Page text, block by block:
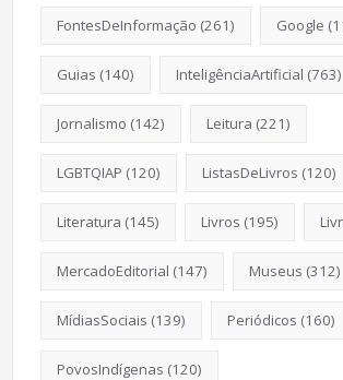
FontesDeInformação (261) Google
Guias (140) InteligênciaArtificial (763)
Jornalismo (142) Leitura (221)
LGBTQIAP (120) ListasDeLivros (120)
Literatura (145) Livros (195)
MercadoEditorial (147) Museus (312)
MídiasSociais (139) Periódicos (160)
PovosIndígenas (120)